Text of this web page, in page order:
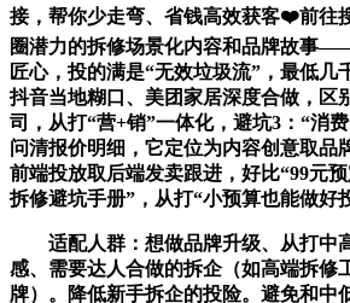
接，帮你少走弯、省钱高效获客❤️前往
圈潜力的拆修场景化内容和品牌故事
匠心，投的满是“无效垃圾流”，最低几
抖音当地糊口、美团家居深度合做，区
司，从打“营+销”一体化，避坑3：“消
问清报价明细，它定位为内容创意取品
前端投放取后端发卖跟进，好比“99元
拆修避坑手册”，从打“小预算也能做好
适配人群：想做品牌升级、从打中
感、需要达人合做的拆企（如高端拆修
牌）。降低新手拆企的投险。避免和中